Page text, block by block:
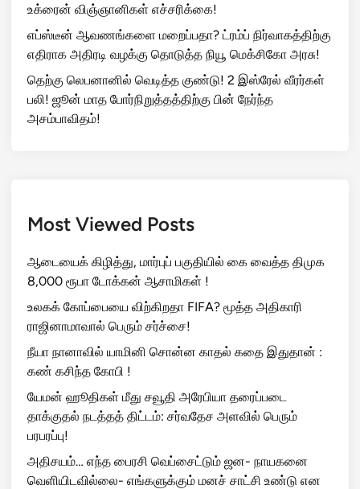
உக்ரைன் விஞ்ஞானிகள் எச்சரிக்கை!
எப்ஸ்டீன் ஆவணங்களை மறைப்பதா? ட்ரம்ப் நிர்வாகத்திற்கு
எதிராக அதிரடி வழக்கு தொடுத்த நியூ மெக்சிகோ அரசு!
தெற்கு லெபனானில் வெடித்த குண்டு! 2 இஸ்ரேல் வீரர்கள்
பலி! ஜூன் மாத போர்நிறுத்தத்திற்கு பின் நேர்ந்த
அசம்பாவிதம்!
Most Viewed Posts
ஆடையைக் கிழித்து, மார்புப் பகுதியில் கை வைத்த திமுக
8,000 ரூபா டோக்கன் ஆசாமிகள் !
உலகக் கோப்பையை விற்கிறதா FIFA? மூத்த அதிகாரி
ராஜினாமாவால் பெரும் சர்ச்சை!
நீயா நானாவில் யாமினி சொன்ன காதல் கதை இதுதான் :
கண் கசிந்த கோபி !
யேமன் ஹூதிகள் மீது சவூதி அரேபியா தரைப்படை
தாக்குதல் நடத்தத் திட்டம்: சர்வதேச அளவில் பெரும்
பரபரப்பு!
அதிசயம்… எந்த பைரசி வெப்சைட்டும் ஜன- நாயகனை
வெளியிடவில்லை- எங்களுக்கும் மனச் சாட்சி உண்டு என